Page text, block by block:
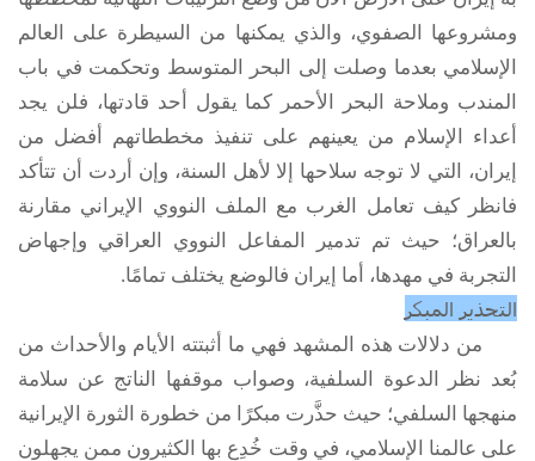
ومشروعها الصفوي، والذي يمكنها من السيطرة على العالم
الإسلامي بعدما وصلت إلى البحر المتوسط وتحكمت في باب
المندب وملاحة البحر الأحمر كما يقول أحد قادتها، فلن يجد
أعداء الإسلام من يعينهم على تنفيذ مخططاتهم أفضل من
إيران، التي لا توجه سلاحها إلا لأهل السنة، وإن أردت أن تتأكد
فانظر كيف تعامل الغرب مع الملف النووي الإيراني مقارنة
بالعراق؛ حيث تم تدمير المفاعل النووي العراقي وإجهاض
التجربة في مهدها، أما إيران فالوضع يختلف تمامًا.
التحذير المبكر
من دلالات هذه المشهد فهي ما أثبتته الأيام والأحداث من
بُعد نظر الدعوة السلفية، وصواب موقفها الناتج عن سلامة
منهجها السلفي؛ حيث حذَّرت مبكرًا من خطورة الثورة الإيرانية
على عالمنا الإسلامي، في وقت خُدِع بها الكثيرون ممن يجهلون